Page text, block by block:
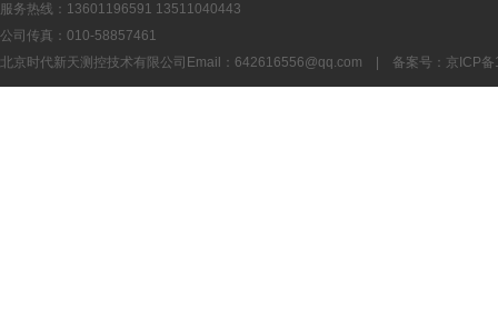
服务热线：13601196591 13511040443
公司传真：010-58857461
北京时代新天测控技术有限公司Email： 642616556@qq.com | 备案号： 京ICP